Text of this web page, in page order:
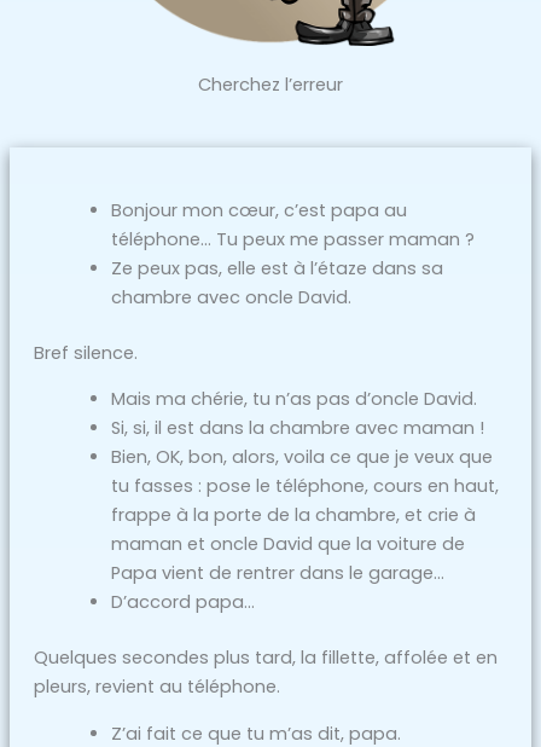
Cherchez l’erreur
Bonjour mon cœur, c’est papa au
téléphone… Tu peux me passer maman ?
Ze peux pas, elle est à l’étaze dans sa
chambre avec oncle David.
Bref silence.
Mais ma chérie, tu n’as pas d’oncle David.
Si, si, il est dans la chambre avec maman !
Bien, OK, bon, alors, voila ce que je veux que
tu fasses : pose le téléphone, cours en haut,
frappe à la porte de la chambre, et crie à
maman et oncle David que la voiture de
Papa vient de rentrer dans le garage…
D’accord papa…
Quelques secondes plus tard, la fillette, affolée et en
pleurs, revient au téléphone.
Z’ai fait ce que tu m’as dit, papa.